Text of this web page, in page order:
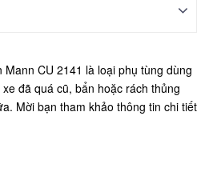
CU 2141 là loại phụ tùng dùng
đã quá cũ, bẩn hoặc rách thủng
Mời bạn tham khảo thông tin chi tiết